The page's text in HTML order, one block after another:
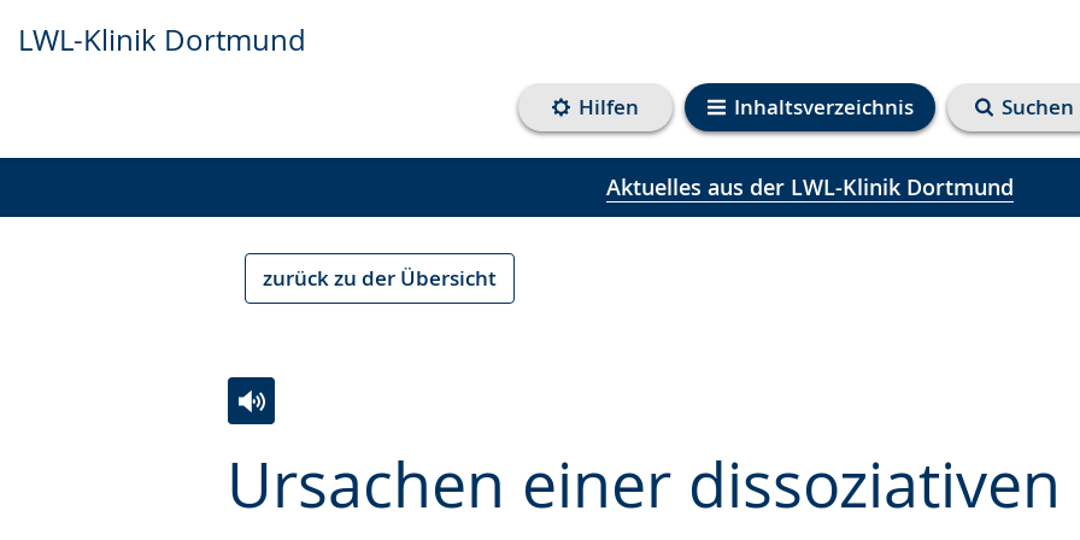
LWL-Klinik Dortmund
Inhaltsverzeichnis
Hilfen Suchen
Aktuelles aus der LWL-Klinik Dortmund
zurück zu der Übersicht
Ursachen einer
Leichten
Sprache
Audio-
Unterstützung.
Video
in